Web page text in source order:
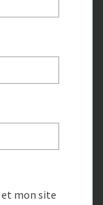
mon site